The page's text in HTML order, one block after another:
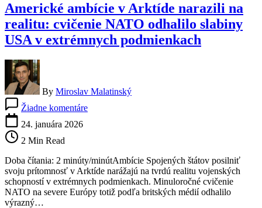
odkaz
Moskve
Americké ambície v Arktíde narazili na
realitu: cvičenie NATO odhalilo slabiny
USA v extrémnych podmienkach
By Miroslav Malatinský
Žiadne komentáreAmerické
na
realitu:
cvičenie
NATO
24. januára 2026
2 Min Read
Doba čítania: 2 minúty/minútAmbície Spojených štátov posilniť
svoju prítomnosť v Arktíde narážajú na tvrdú realitu vojenských
schopností v extrémnych podmienkach. Minuloročné cvičenie
NATO na severe Európy totiž podľa britských médií odhalilo
výrazný…